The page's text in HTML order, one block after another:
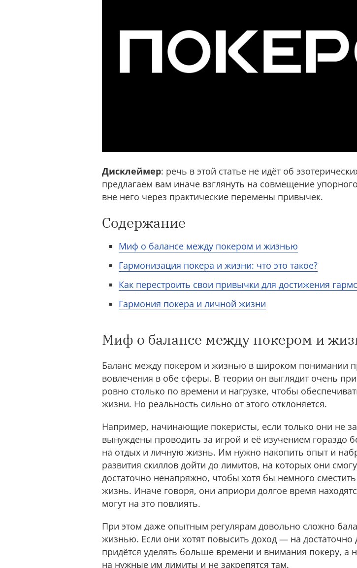
Дисклеймер: речь в этой статье не идёт об
предлагаем вам иначе взглянуть на совмещение
вне него через практические перемены привычек.
Содержание
Миф о балансе между покером и жизнью
Гармонизация покера и жизни: что это такое?
Как перестроить свои привычки для достижения
Гармония покера и личной жизни
Миф о балансе между покером и
Баланс между покером и жизнью в широком понимании
вовлечения в обе сферы. В теории он выглядит очень
ровно столько по времени и нагрузке, чтобы
жизни. Но реальность сильно от этого отклоняется.
Например, начинающие покеристы, если только они не
вынуждены проводить за игрой и её изучением гораздо
на отдых и личную жизнь. Им нужно накопить опыт и
развития скиллов дойти до лимитов, на которых они
достаточно ненапряжно, чтобы хотя бы немного
жизнь. Иначе говоря, они априори долгое время
могут на это повлиять.
При этом даже опытным регулярам довольно сложно
жизнью. Если они хотят повысить доход — на
придётся уделять больше времени и внимания покеру, а
на нужные им лимиты и не закрепятся там.